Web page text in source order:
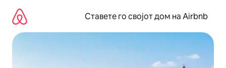
содржина
Ставете го својот дом на Airbnb